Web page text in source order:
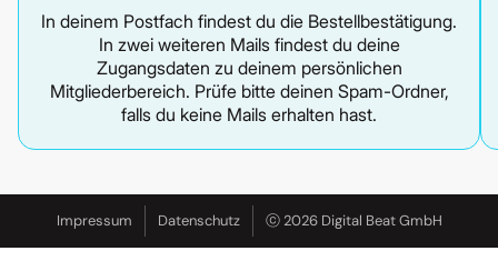
In deinem Postfach findest du die Bestellbestätigung.
In zwei weiteren Mails findest du deine
Zugangsdaten zu deinem persönlichen
Mitgliederbereich. Prüfe bitte deinen Spam-Ordner,
falls du keine Mails erhalten hast.
Impressum Datenschutz ⓒ 2026 Digital Beat GmbH